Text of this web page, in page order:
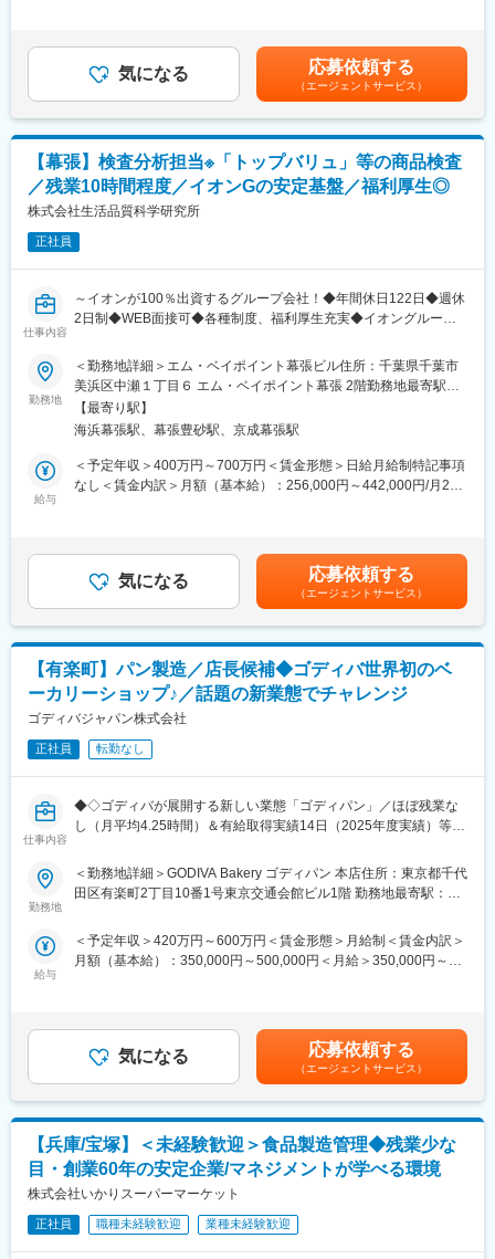
店舗実績と勤務態度をもとに評価し、チーフの場合は4段階のグレ
ードで評価します。グレードが上がるにつれて、ご自身の評価・
実力に合った店舗へと配属いたします。より良い売場づくり・店
舗運営のための頑張りがしっかりと評価され、更なるステップア
ップにつながる環境です
■特徴：
＜プライム市場上場企業＞和歌山県を中心に近畿・東海圏を中心
に150店舗以上展開する当社。働き方改革で,平均月残業10h/半期
に1回5連休取得可能と働きやすさにも力を入れてます。
・半期に1回5連休取得可能
・年1回自己申告制度が有り、希望や適性により様々な職種に挑戦
同社の食品センター（水産部門）にて、各店舗への商品供給に関
する管理業務全般をお任せします。
■具体的には：
・商品管理：発注、入荷～出荷までの工程管理、在庫管理など
・マネジメント業務：歩留まりやコスト等の数値管理、効率的な
稼働計画の立案・実行など
◎水産加工の技術よりも、PCを用いたデータ分析や数値管理、仕
組みづくりのマネジメント能力を重視するポジションです。
■キャリアパス：
て現場の業務フローを習得していただきます。その後、適性を見
極めた上で「DB（ディストリビューター）」へと昇格し、経営職
を目指していただく前提の採用です。将来的に「センター長」へ
のステップアップも可能です！
■育成体制：
◎若手向けの技術研修や中堅以降はリーダー研修などもあります
店舗実績と勤務態度をもとに評価し、チーフの場合は4段階のグレ
ードで評価します。グレードが上がるにつれて、ご自身の評価・
実力に合った店舗へと配属いたします。より良い売場づくり・店
舗運営のための頑張りがしっかりと評価され、更なるステップア
ップにつながる環境です
■特徴：
＜プライム市場上場企業＞和歌山県を中心に近畿・東海圏を中心
に150店舗以上展開する当社。働き方改革で,平均月残業10h/半期
に1回5連休取得可能と働きやすさにも力を入れてます。
固定手当を含めた表記です。
気になる 応募依頼する
（エージェントサービス）
【幕張】検査分析担当※「トップバリュ」等の商品検査
／残業10時間程度／イオンGの安定基盤／福利厚生◎
株式会社生活品質科学研究所
正社員
仕事内容
～イオンが100％出資するグループ会社！◆年間休日122日◆週休
2日制◆WEB面接可◆各種制度、福利厚生充実◆イオングループ
プリーダークラスでの採用～
■業務内容
「トップバリュ」をはじめイオングループ各店で扱われる食品・
化粧品などの検査や運用管理をお任せします。将来的には、衣
料、日用雑貨などの様々な商品にも携わることができる職場で
す。
■業務内容詳細
・臭気や異物の分析、官能評価の運用管理
・商品の仕様書から考えられるリスクや商品特性を考慮した検査
提案（例、PB商品、輸入商品などの商品検査設計）
食品理化学検査・食品微生物検査・食品生化学検査と3つのグルー
プに分かれて検査を行っており、検査を行っているものは大阪エ
リアも含め30名程度の人数で構成されています。中途入社者も多
く馴染みやすい環境があります。
■働き方：
1ヵ月単位の変形労働時間制 総労働時間（1ヵ月）160～177時間
※週実動平均40時間 です。年間休日122日で夜勤等もなく、残業
月10時間程度働きやすい環境です。本ポジションは日曜日が休み
となることが多く、落ち着いて働く事ができます。
■同社の魅力：
ループ共通の福利厚生／定年60歳、65歳までの継続雇用等充実の
制度があります。
ア各国でも名の通ったブランドを品質管理・品質保証の側面から
支えています。
■同社の特徴：
日本を代表する小売業最大手企業のPB商品を支えていくポジショ
ンです。同社は商品開発を品質管理面からサポートしておりま
（ISO22000）、品質マネジメントシステム（ISO9001）、環境マ
ネジメントシステム（ISO14001）資格所持者等が多数活躍してい
ます。
変更の範囲：会社の定める業務
勤務地
＜勤務地詳細＞エム・ベイポイント幕張ビル住所：千葉県千葉市
美浜区中瀬１丁目６ エム・ベイポイント幕張 2階勤務地最寄駅：
海浜幕張駅受動喫煙対策：敷地内全面禁煙変更の範囲：会社の定
める事業所
【最寄り駅】
海浜幕張駅、幕張豊砂駅、京成幕張駅
給与
＜予定年収＞400万円～700万円＜賃金形態＞日給月給制特記事項
なし＜賃金内訳＞月額（基本給）：256,000円～442,000円/月20
でも目安の金額であり、選考を通じて上下する可能性がありま
す。月給(月額)は固定手当を含めた表記です。
気になる 応募依頼する
（エージェントサービス）
【有楽町】パン製造／店長候補◆ゴディバ世界初のベ
ーカリーショップ♪／話題の新業態でチャレンジ
ゴディバジャパン株式会社
正社員 転勤なし
仕事内容
◆◇ゴディバが展開する新しい業態「ゴディパン」／ほぼ残業な
し（月平均4.25時間）＆有給取得実績14日（2025年度実績）等働
業可能な秘訣◆◇
す。
・パンの販売および接客全般
業務の流れやコツは、入社後に丁寧にお教えしますのでご安心く
ださい。
■募集背景：
ゴディバが展開する新業態「ゴディパン」。コンセプトは”町のパ
ン屋さん meets ゴディバ"。
日常の中でゴディバをお楽しみいただける身近なベーカリーブラ
ンドです。
日本で愛され、生まれてきたパンに、ショコラティエが、新しい
発想で新たな解釈を加え、
勤務地
＜勤務地詳細＞GODIVA Bakery ゴディパン 本店住所：東京都千代
田区有楽町2丁目10番1号東京交通会館ビル1階 勤務地最寄駅：有
の定める事業所
給与
＜予定年収＞420万円～600万円＜賃金形態＞月給制＜賃金内訳＞
月額（基本給）：350,000円～500,000円＜月給＞350,000円～
であり、選考を通じて上下する可能性があります。月給(月額)は固
定手当を含めた表記です。
気になる 応募依頼する
（エージェントサービス）
【兵庫/宝塚】＜未経験歓迎＞食品製造管理◆残業少な
目・創業60年の安定企業/マネジメントが学べる環境
株式会社いかりスーパーマーケット
正社員 職種未経験歓迎 業種未経験歓迎